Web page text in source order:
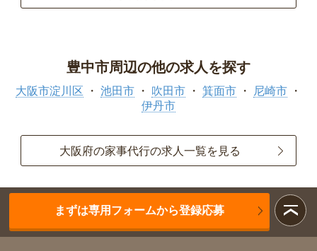
豊中市周辺の他の求人を探す
大阪市淀川区 池田市 吹田市 箕面市
尼崎市
伊丹市
大阪府の家事代行の求人一覧を見る
まずは専用フォームから登録応募